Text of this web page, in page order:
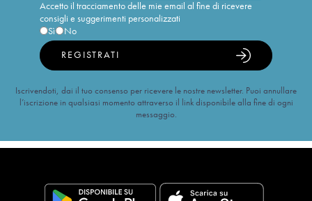
Accetto il tracciamento delle mie email al fine di ricevere
consigli e suggerimenti personalizzati
Sì
No
REGISTRATI
Iscrivendoti, dai il tuo consenso per ricevere le nostre newsletter. Puoi annullare
l’iscrizione in qualsiasi momento attraverso il link disponibile alla fine di ogni
messaggio.